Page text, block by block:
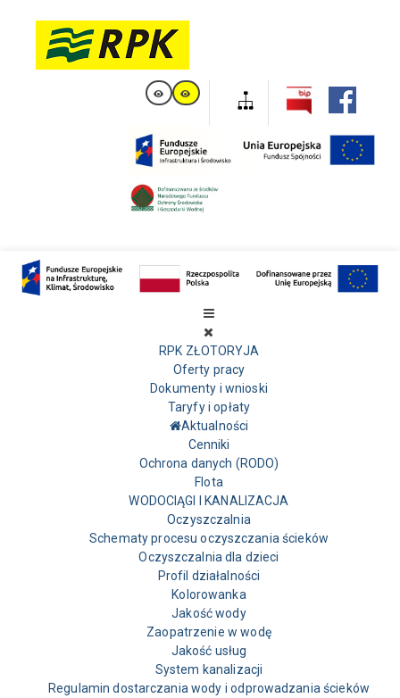
RPK ZŁOTORYJA
Oferty pracy
Dokumenty i wnioski
Taryfy i opłaty
Aktualności
Cenniki
Ochrona danych (RODO)
Flota
WODOCIĄGI I KANALIZACJA
Oczyszczalnia
Schematy procesu oczyszczania ścieków
Oczyszczalnia dla dzieci
Profil działalności
Kolorowanka
Jakość wody
Zaopatrzenie w wodę
Jakość usług
System kanalizacji
Regulamin dostarczania wody i odprowadzania ścieków